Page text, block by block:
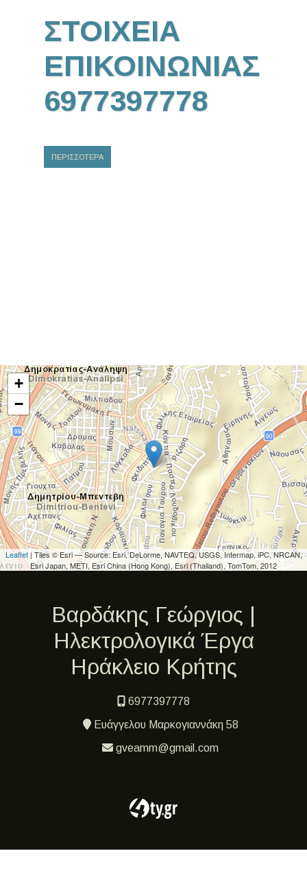
ΣΤΟΙΧΕΙΑ
ΕΠΙΚΟΙΝΩΝΙΑΣ
6977397778
ΠΕΡΙΣΣΟΤΕΡΑ
+
−
Leaflet| Tiles © Esri — Source: Esri, DeLorme, NAVTEQ, USGS, Intermap, iPC, NRCAN,
Esri Japan, METI, Esri China (Hong Kong), Esri (Thailand), TomTom, 2012
Βαρδάκης Γεώργιος |
Ηλεκτρολογικά Έργα
Ηράκλειο Κρήτης
6977397778
Ευάγγελου Μαρκογιαννάκη 58
gveamm@gmail.com